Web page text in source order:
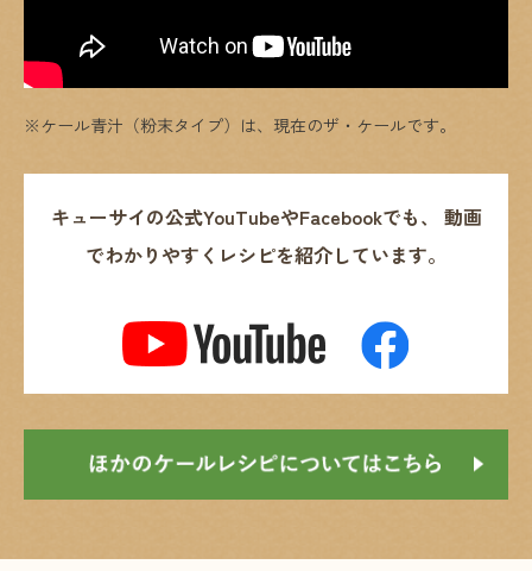
※ケール青汁（粉末タイプ）は、現在のザ・ケールです。
キューサイの公式YouTubeやFacebookでも、 動画
でわかりやすくレシピを紹介しています。